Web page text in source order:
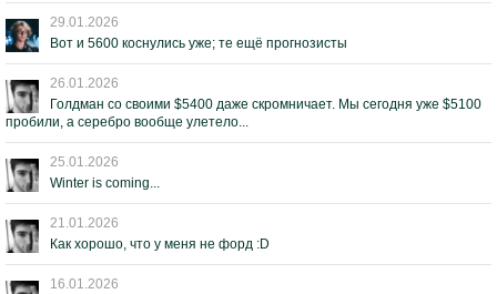
29.01.2026
Вот и 5600 коснулись уже; те ещё прогнозисты
26.01.2026
Голдман со своими $5400 даже скромничает. Мы сегодня уже $5100
пробили, а серебро вообще улетело...
25.01.2026
Winter is coming...
21.01.2026
Как хорошо, что у меня не форд :D
16.01.2026